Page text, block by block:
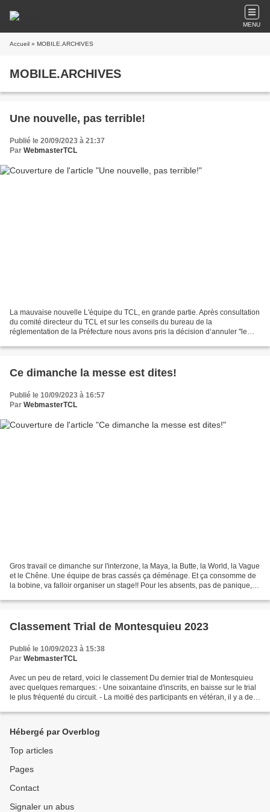
MENU
Accueil » MOBILE.ARCHIVES
MOBILE.ARCHIVES
Une nouvelle, pas terrible!
Publié le 20/09/2023 à 21:37
Par WebmasterTCL
La mauvaise nouvelle L'équipe du TCL, en grande partie. Après consultation
du comité directeur du TCL et sur les conseils du bureau de la
réglementation de la Préfecture nous avons pris la décision d’annuler "le
Ce dimanche la messe est dites!
Publié le 10/09/2023 à 16:57
Par WebmasterTCL
Gros travail ce dimanche sur l'interzone, la Maya, la Butte, la World, la Vague
et le Chêne. Une équipe de bras cassés ça déménage. Et ça consomme de
la bobine, va falloir organiser un stage!! Pour les absents, pas de panique, il
Classement Trial de Montesquieu 2023
Publié le 10/09/2023 à 15:38
Par WebmasterTCL
Avec un peu de retard, voici le classement Du dernier trial de Montesquieu
avec quelques remarques: - Une soixantaine d'inscrits, en baisse sur le trial
le plus fréquenté du circuit. - La moitié des participants en vétéran, il y a des
Hébergé par Overblog
Top articles
Pages
Contact
Signaler un abus